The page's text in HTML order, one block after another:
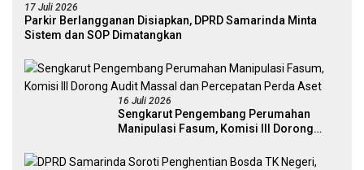
17 Juli 2026
Parkir Berlangganan Disiapkan, DPRD Samarinda Minta
Sistem dan SOP Dimatangkan
16 Juli 2026
Sengkarut Pengembang Perumahan
Manipulasi Fasum, Komisi III Dorong